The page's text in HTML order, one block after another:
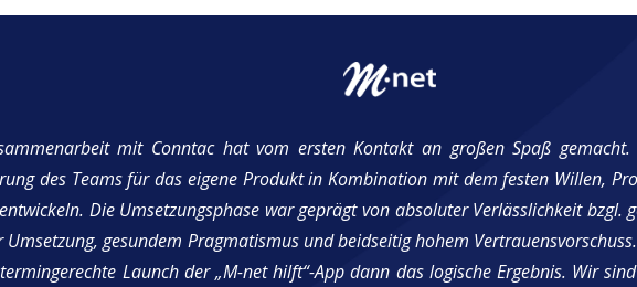
mit Conntac hat vom ersten Kontakt an großen Spaß
des Teams für das eigene Produkt in Kombination mit dem festen Willen,
Die Umsetzungsphase war geprägt von absoluter Verlässlichkeit bzgl.
Umsetzung, gesundem Pragmatismus und beidseitig hohem
Launch der „M-net hilft“-App dann das logische Ergebnis. Wir